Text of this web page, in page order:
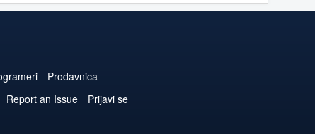
Prodavnica
Report an Issue
Prijavi se